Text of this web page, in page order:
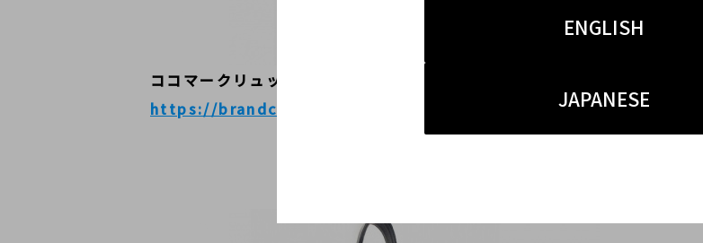
ENGLISH
JAPANESE
ココマークリュック
https://brandcollect.com/item/CHANEL/1094000060255360.html